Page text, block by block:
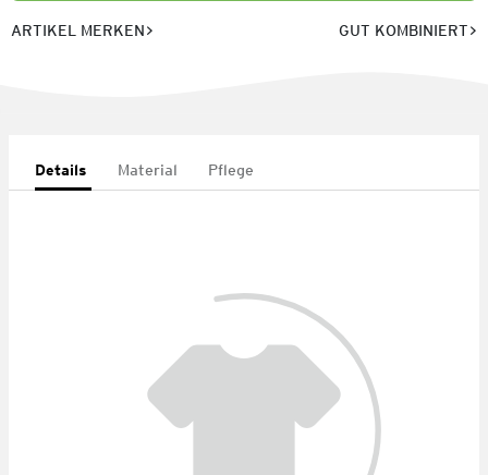
ARTIKEL MERKEN GUT KOMBINIERT
Details Material Pflege